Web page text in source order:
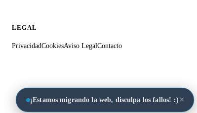
¡Estamos migrando la web, disculpa los fallos! :) ×
LEGAL
PrivacidadCookiesAviso LegalContacto